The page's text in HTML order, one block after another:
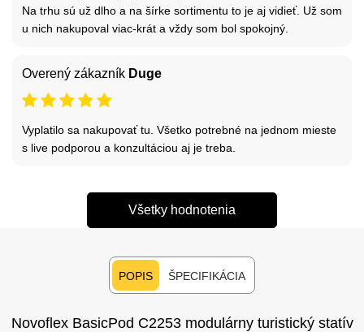
Na trhu sú už dlho a na šírke sortimentu to je aj vidieť. Už som
u nich nakupoval viac-krát a vždy som bol spokojný.
Overený zákazník Duge
Vyplatilo sa nakupovať tu. Všetko potrebné na jednom mieste
s live podporou a konzultáciou aj je treba.
Všetky hodnotenia
POPIS ŠPECIFIKÁCIA
Novoflex BasicPod C2253 modulárny turistický statív